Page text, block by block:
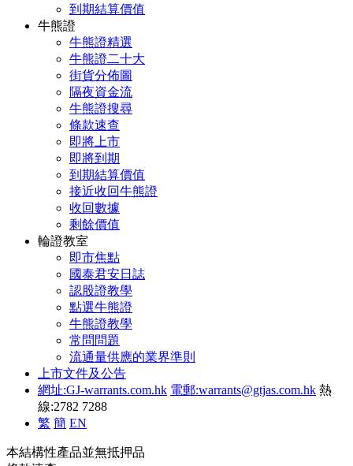
到期結算價值
牛熊證
牛熊證精選
牛熊證二十大
街貨分佈圖
隔夜資金流
牛熊證搜尋
條款速查
即將上市
即將到期
到期結算價值
接近收回牛熊證
收回數據
剩餘價值
輪證教室
即市焦點
國泰君安日誌
認股證教學
點選牛熊證
牛熊證教學
常問問題
流通量供應的業界準則
上市文件及公告
網址:GJ-warrants.com.hk 電郵:warrants@gtjas.com.hk 熱
線:2782 7288
繁 簡 EN
本結構性產品並無抵押品